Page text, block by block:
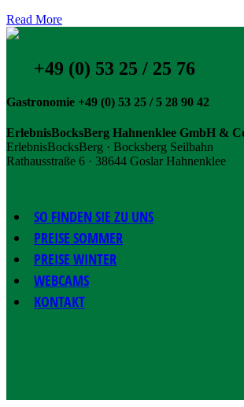
Read More
+49 (0) 53 25 / 25 76
Gastronomie +49 (0) 53 25 / 5 28 90 42
ErlebnisBocksBerg Hahnenklee GmbH &
ErlebnisBocksBerg · Bocksberg Seilbahn
Rathausstraße 6 · 38644 Goslar Hahnenklee
SO FINDEN SIE ZU UNS
PREISE SOMMER
PREISE WINTER
WEBCAMS
KONTAKT